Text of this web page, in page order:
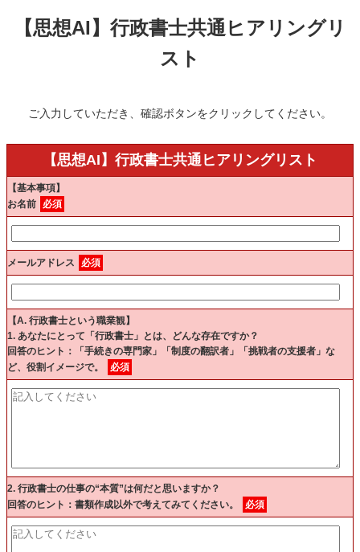
【思想AI】行政書士共通ヒアリングリ
スト
ご入力していただき、確認ボタンをクリックしてください。
【思想AI】行政書士共通ヒアリングリスト
【基本事項】
お名前
必須
メールアドレス 必須
【A. 行政書士という職業観】
1. あなたにとって「行政書士」とは、どんな存在ですか？
回答のヒント：「手続きの専門家」「制度の翻訳者」「挑戦者の支援者」な
ど、役割イメージで。
必須
2. 行政書士の仕事の“本質”は何だと思いますか？
回答のヒント：書類作成以外で考えてみてください。
必須